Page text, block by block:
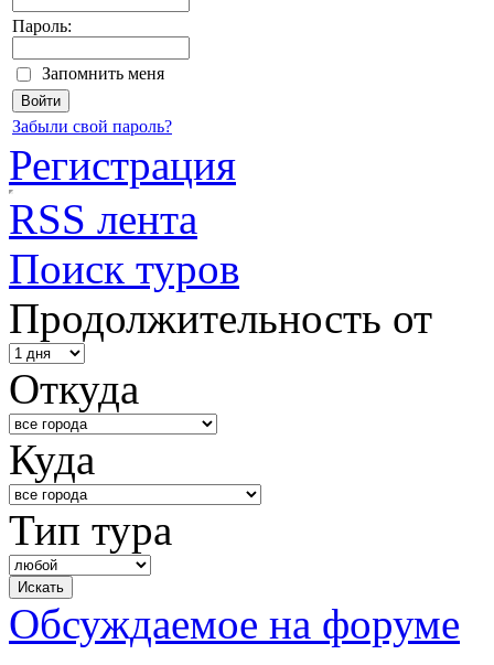
Пароль:
Запомнить меня
Забыли свой пароль?
Регистрация
RSS лента
Поиск туров
Продолжительность от
Откуда
Куда
Тип тура
Обсуждаемое на форуме